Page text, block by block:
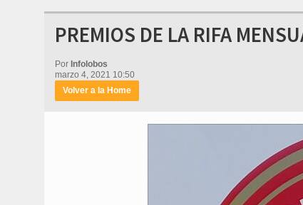
PREMIOS DE LA RIFA
Por Infolobos
marzo 4, 2021 10:50
Volver a la Home